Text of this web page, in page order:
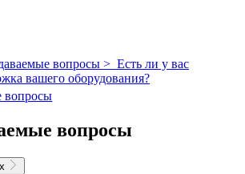
вопросы > Есть ли у вас
вашего оборудования?
вопросы
вопросы